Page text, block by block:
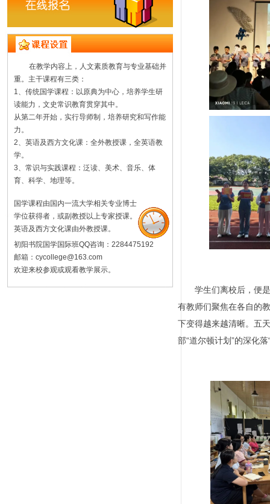
在教学内容上，人文素质教育与专业基础并
重。主干课程有三类：
1、传统国学课程：以原典为中心，培养学生研
读能力，文史常识教育贯穿其中。
从第二年开始，实行导师制，培养研究和写作能
力。
2、英语及西方文化课：全外教授课，全英语教
学。
3、常识与实践课程：泛读、美术、音乐、体
育、科学、地理等。
国学课程由国内一流大学相关专业博士
学位获得者，或副教授以上专家授课。
英语及西方文化课由外教授课。
初阳书院国学国际班QQ咨询：2284475192
邮箱：cycollege@163.com
欢迎来校参观或观看教学展示。
学生们离校后，便
有教师们聚焦在各自的
下变得越来越清晰。五
部“道尔顿计划”的深化